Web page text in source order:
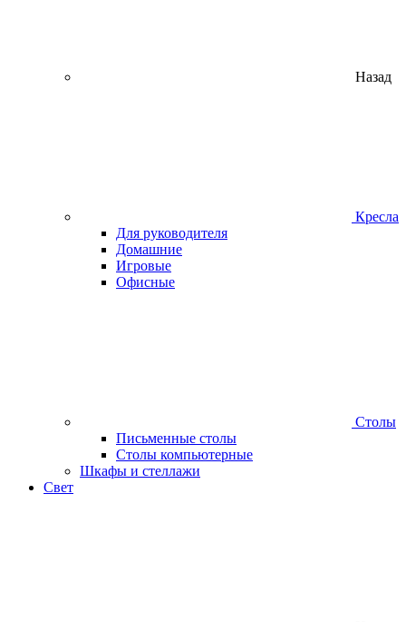
Назад
Кресла
Для руководителя
Домашние
Игровые
Офисные
Столы
Письменные столы
Столы компьютерные
Шкафы и стеллажи
Свет